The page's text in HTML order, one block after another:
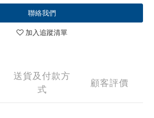
聯絡我們
加入追蹤清單
送貨及付款方
式
顧客評價